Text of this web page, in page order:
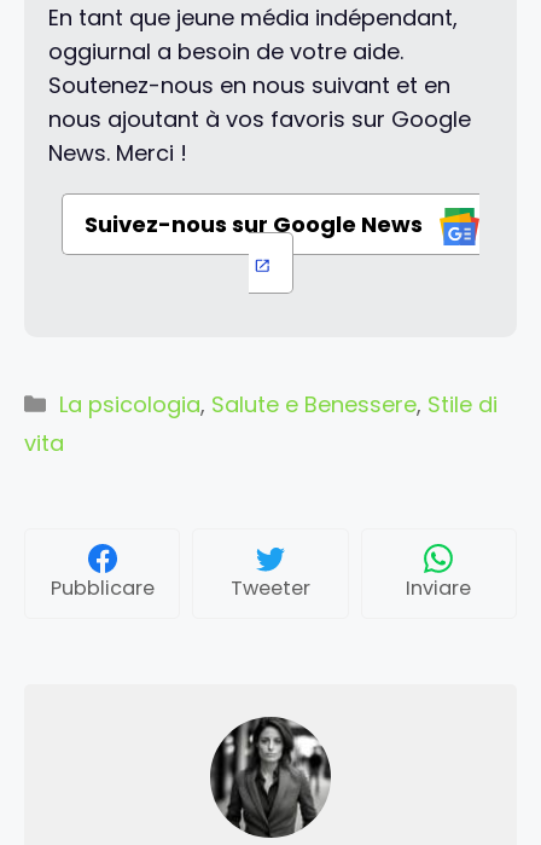
En tant que jeune média indépendant,
oggiurnal a besoin de votre aide.
Soutenez-nous en nous suivant et en
nous ajoutant à vos favoris sur Google
News. Merci !
Suivez-nous sur Google News
Categorie
La psicologia, Salute e Benessere, Stile di
vita
Pubblicare Tweeter Inviare